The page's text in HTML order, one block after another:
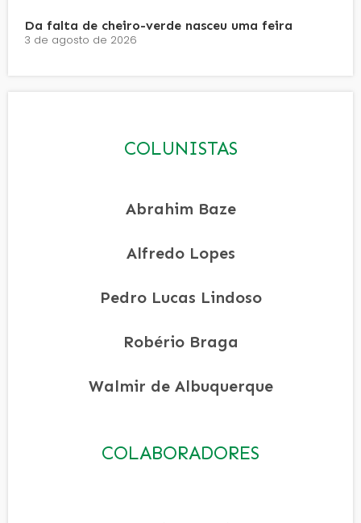
Da falta de cheiro-verde nasceu uma feira
3 de agosto de 2026
COLUNISTAS
Abrahim Baze
Alfredo Lopes
Pedro Lucas Lindoso
Robério Braga
Walmir de Albuquerque
COLABORADORES